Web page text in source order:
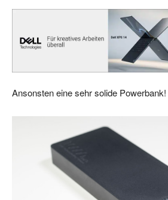
Ansonsten eine sehr solide Powerbank!